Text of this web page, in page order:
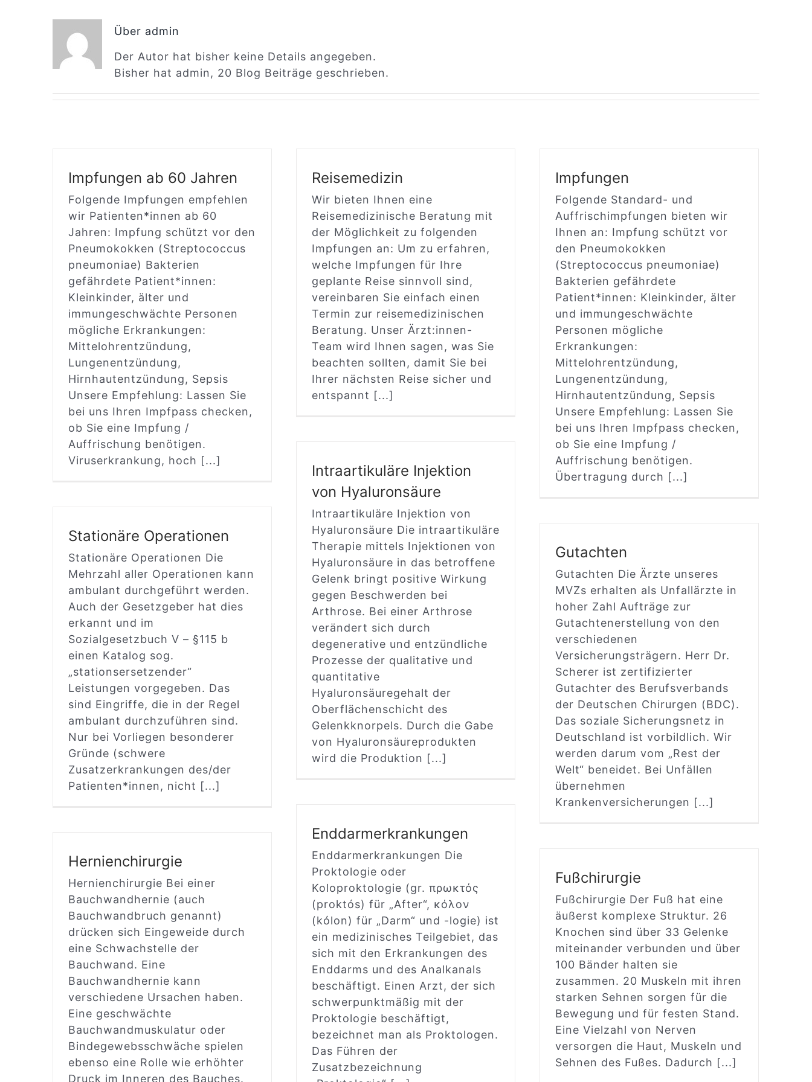
Über admin
Der Autor hat bisher keine Details angegeben.
Bisher hat admin, 20 Blog Beiträge geschrieben.
Impfungen ab 60 Jahren
Folgende Impfungen empfehlen
wir Patienten*innen ab 60
Jahren: Impfung schützt vor den
Pneumokokken (Streptococcus
pneumoniae) Bakterien
gefährdete Patient*innen:
Kleinkinder, älter und
immungeschwächte Personen
mögliche Erkrankungen:
Mittelohrentzündung,
Lungenentzündung,
Hirnhautentzündung, Sepsis
Unsere Empfehlung: Lassen Sie
bei uns Ihren Impfpass checken,
ob Sie eine Impfung /
Auffrischung benötigen.
Viruserkrankung, hoch [...]
Reisemedizin
Wir bieten Ihnen eine
Reisemedizinische Beratung mit
der Möglichkeit zu folgenden
Impfungen an: Um zu erfahren,
welche Impfungen für Ihre
geplante Reise sinnvoll sind,
vereinbaren Sie einfach einen
Termin zur reisemedizinischen
Beratung. Unser Ärzt:innen-
Team wird Ihnen sagen, was Sie
beachten sollten, damit Sie bei
Ihrer nächsten Reise sicher und
entspannt [...]
Impfungen
Folgende Standard- und
Auffrischimpfungen bieten wir
Ihnen an: Impfung schützt vor
den Pneumokokken
(Streptococcus pneumoniae)
Bakterien gefährdete
Patient*innen: Kleinkinder, älter
und immungeschwächte
Personen mögliche
Erkrankungen:
Mittelohrentzündung,
Lungenentzündung,
Hirnhautentzündung, Sepsis
Unsere Empfehlung: Lassen Sie
bei uns Ihren Impfpass checken,
ob Sie eine Impfung /
Auffrischung benötigen.
Übertragung durch [...]
Intraartikuläre Injektion
von Hyaluronsäure
Intraartikuläre Injektion von
Hyaluronsäure Die intraartikuläre
Therapie mittels Injektionen von
Hyaluronsäure in das betroffene
Gelenk bringt positive Wirkung
gegen Beschwerden bei
Arthrose. Bei einer Arthrose
verändert sich durch
degenerative und entzündliche
Prozesse der qualitative und
quantitative
Hyaluronsäuregehalt der
Oberflächenschicht des
Gelenkknorpels. Durch die Gabe
von Hyaluronsäureprodukten
wird die Produktion [...]
Stationäre Operationen
Stationäre Operationen Die
Mehrzahl aller Operationen kann
ambulant durchgeführt werden.
Auch der Gesetzgeber hat dies
erkannt und im
Sozialgesetzbuch V – §115 b
einen Katalog sog.
„stationsersetzender“
Leistungen vorgegeben. Das
sind Eingriffe, die in der Regel
ambulant durchzuführen sind.
Nur bei Vorliegen besonderer
Gründe (schwere
Zusatzerkrankungen des/der
Patienten*innen, nicht [...]
Gutachten
Gutachten Die Ärzte unseres
MVZs erhalten als Unfallärzte in
hoher Zahl Aufträge zur
Gutachtenerstellung von den
verschiedenen
Versicherungsträgern. Herr Dr.
Scherer ist zertifizierter
Gutachter des Berufsverbands
der Deutschen Chirurgen (BDC).
Das soziale Sicherungsnetz in
Deutschland ist vorbildlich. Wir
werden darum vom „Rest der
Welt“ beneidet. Bei Unfällen
übernehmen
Krankenversicherungen [...]
Enddarmerkrankungen
Enddarmerkrankungen Die
Proktologie oder
Koloproktologie (gr. πρωκτός
(proktós) für „After“, κόλον
(kólon) für „Darm“ und -logie) ist
ein medizinisches Teilgebiet, das
sich mit den Erkrankungen des
Enddarms und des Analkanals
beschäftigt. Einen Arzt, der sich
schwerpunktmäßig mit der
Proktologie beschäftigt,
bezeichnet man als Proktologen.
Das Führen der
Zusatzbezeichnung
Hernienchirurgie
Hernienchirurgie Bei einer
Bauchwandhernie (auch
Bauchwandbruch genannt)
drücken sich Eingeweide durch
eine Schwachstelle der
Bauchwand. Eine
Bauchwandhernie kann
verschiedene Ursachen haben.
Eine geschwächte
Bauchwandmuskulatur oder
Bindegewebsschwäche spielen
ebenso eine Rolle wie erhöhter
Druck im Inneren des Bauches.
Fußchirurgie
Fußchirurgie Der Fuß hat eine
äußerst komplexe Struktur. 26
Knochen sind über 33 Gelenke
miteinander verbunden und über
100 Bänder halten sie
zusammen. 20 Muskeln mit ihren
starken Sehnen sorgen für die
Bewegung und für festen Stand.
Eine Vielzahl von Nerven
versorgen die Haut, Muskeln und
Sehnen des Fußes. Dadurch [...]